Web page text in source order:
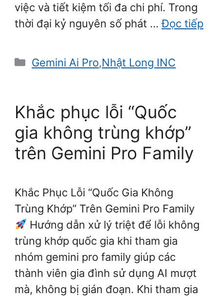
việc và tiết kiệm tối đa chi phí. Trong
thời đại kỷ nguyên số phát …Đọc tiếp
Danh
Gemini Ai Pro,Nhật Long INC
Khắc phục lỗi “Quốc
gia không trùng khớp”
trên Gemini Pro Family
Khắc Phục Lỗi “Quốc Gia Không
Trùng Khớp” Trên Gemini Pro Family
Hướng dẫn xử lý triệt để lỗi không
trùng khớp quốc gia khi tham gia
nhóm gemini pro family giúp các
thành viên gia đình sử dụng AI mượt
mà, không bị gián đoạn. Khi tham gia